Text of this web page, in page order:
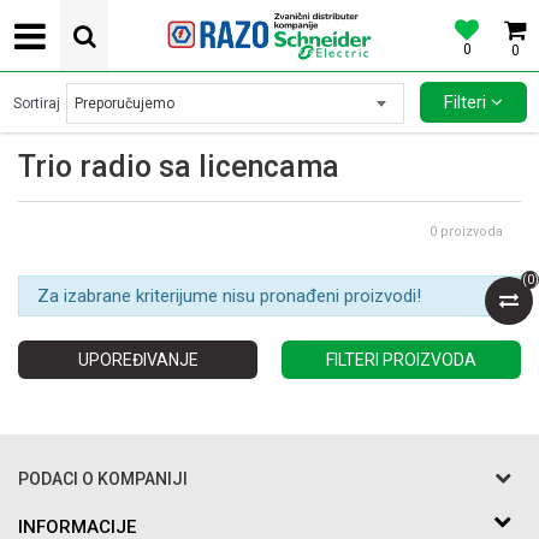
0
0
POVOLJNE CENE AUTOMATSKIH OSIGURACA SCHNEIDER ELECTRIC
(0)
Trio radio sa licencama
Sortiraj Filteri
0 proizvoda
Za izabrane kriterijume nisu pronađeni proizvodi!
UPOREĐIVANJE FILTERI PROIZVODA
PODACI O KOMPANIJI
Razo DOO
INFORMACIJE